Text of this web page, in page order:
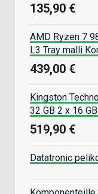
135,90 €
AMD Ryzen 7
L3 Tray malli
439,00 €
Kingston
32 GB 2 x 16
519,90 €
Datatronic